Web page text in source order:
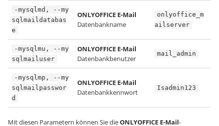
-mysqlmd, --my
sqlmaildatabas
e
ONLYOFFICE E-Mail
Datenbankname
onlyoffice_m
ailserver
-mysqlmu, --my
sqlmailuser
ONLYOFFICE E-Mail
Datenbankbenutzer
mail_admin
-mysqlmp, --my
sqlmailpasswor
d
ONLYOFFICE E-Mail
Datenbankkennwort
Isadmin123
Mit diesen Parametern können Sie dieONLYOFFICE E-Mail-